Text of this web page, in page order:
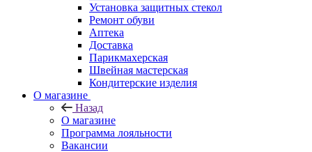
Установка защитных стекол
Ремонт обуви
Аптека
Доставка
Парикмахерская
Швейная мастерская
Кондитерские изделия
О магазине
Назад
О магазине
Программа лояльности
Вакансии